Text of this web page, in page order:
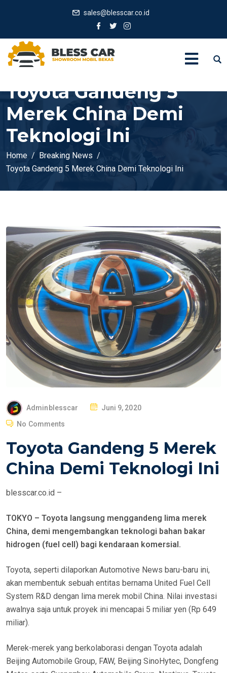
sales@blesscar.co.id
Toyota Gandeng 5
Merek China Demi
Teknologi Ini
Home
Breaking News
Toyota Gandeng 5 Merek China Demi Teknologi Ini
Adminblesscar
T
Juni 9, 2020
No Comments
Toyota Gandeng 5 Merek
China Demi Teknologi Ini
blesscar.co.id –
TOKYO – Toyota langsung menggandeng lima merek
China, demi mengembangkan teknologi bahan bakar
hidrogen (fuel cell) bagi kendaraan komersial.
Toyota, seperti dilaporkan Automotive News baru-baru ini,
akan membentuk sebuah entitas bernama United Fuel Cell
System R&D dengan lima merek mobil China. Nilai investasi
awalnya saja untuk proyek ini mencapai 5 miliar yen (Rp 649
miliar).
Merek-merek yang berkolaborasi dengan Toyota adalah
Beijing Automobile Group, FAW, Beijing SinoHytec, Dongfeng